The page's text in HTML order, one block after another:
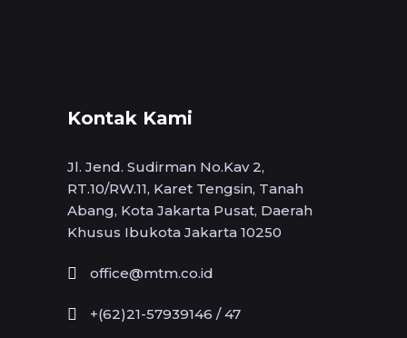
Kontak Kami
Jl. Jend. Sudirman No.Kav 2,
RT.10/RW.11, Karet Tengsin, Tanah
Abang, Kota Jakarta Pusat, Daerah
Khusus Ibukota Jakarta 10250
office@mtm.co.id
+(62)21-57939146 / 47